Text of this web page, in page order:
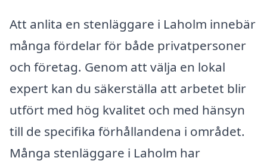
Att anlita en stenläggare i Laholm innebär
många fördelar för både privatpersoner
och företag. Genom att välja en lokal
expert kan du säkerställa att arbetet blir
utfört med hög kvalitet och med hänsyn
till de specifika förhållandena i området.
Många stenläggare i Laholm har